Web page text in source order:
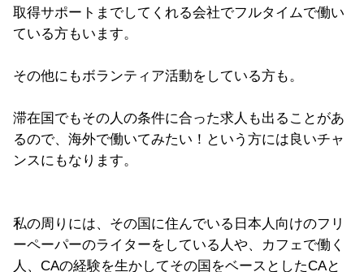
取得サポートまでしてくれる会社でフルタイムで働い
ている方もいます。
その他にもボランティア活動をしている方も。
滞在国でもその人の条件に合った求人も出ることがあ
るので、海外で働いてみたい！という方には良いチャ
ンスにもなります。
私の周りには、その国に住んでいる日本人向けのフリ
ーペーパーのライターをしている人や、カフェで働く
人、CAの経験を生かしてその国をベースとしたCAと